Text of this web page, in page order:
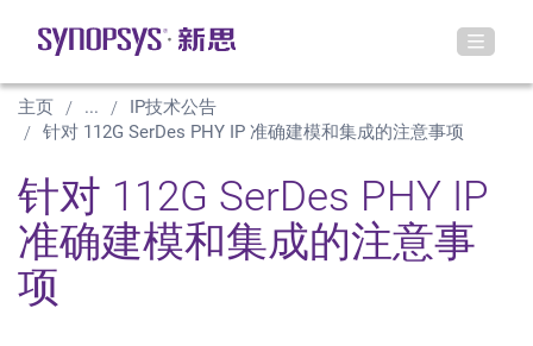
主页 ...
IP技术公告
针对 112G SerDes PHY IP 准确建模和集成的注意事项
针对 112G SerDes PHY IP
准确建模和集成的注意事
项